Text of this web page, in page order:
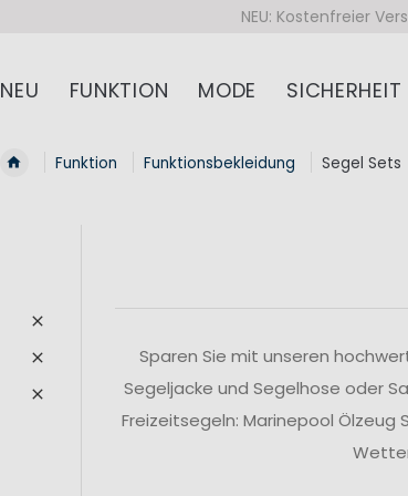
NEU: Kostenfreier
NEU FUNKTION MODE SICHERHEIT
Funktion Funktionsbekleidung Segel Sets
Sparen Sie mit unseren
Segeljacke und Segelhose oder
Freizeitsegeln: Marinepool